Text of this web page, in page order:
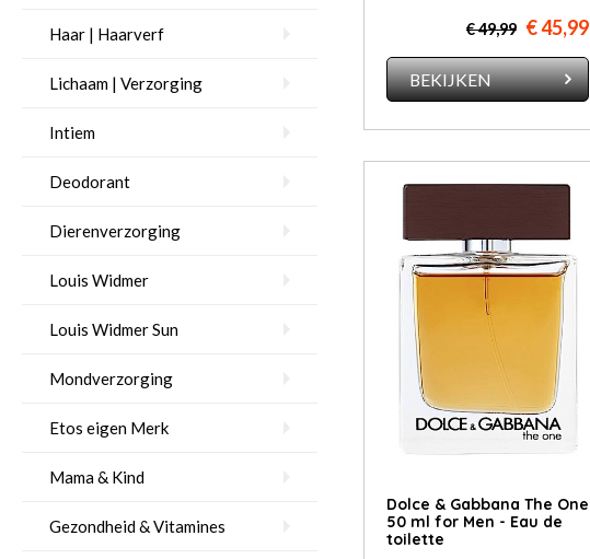
Haar | Haarverf
Lichaam | Verzorging
Intiem
Deodorant
Dierenverzorging
Louis Widmer
Louis Widmer Sun
Mondverzorging
Etos eigen Merk
Mama & Kind
Gezondheid & Vitamines
€ 49,99 € 45,99
BEKIJKEN
Dolce & Gabbana The One
50 ml for Men - Eau de
toilette